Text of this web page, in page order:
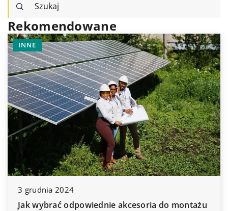
Rekomendowane
INNE
3 grudnia 2024
Jak wybrać odpowiednie akcesoria do montażu